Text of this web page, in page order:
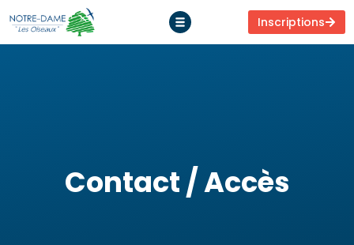
Inscriptions
Contact / Accès